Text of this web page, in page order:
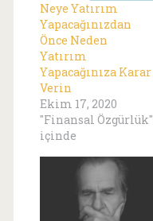
Neye Yatırım
Yapacağınızdan
Önce Neden
Yatırım
Yapacağınıza Karar
Verin
Ekim 17, 2020
"Finansal Özgürlük"
içinde